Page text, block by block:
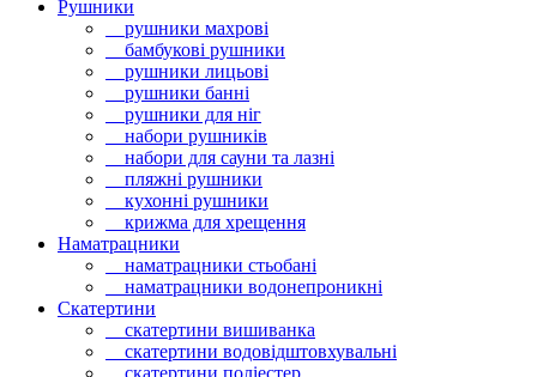
Рушники
рушники махрові
бамбукові рушники
рушники лицьові
рушники банні
рушники для ніг
набори рушників
набори для сауни та лазні
пляжні рушники
кухонні рушники
крижма для хрещення
Наматрацники
наматрацники стьобані
наматрацники водонепроникні
Скатертини
скатертини вишиванка
скатертини водовідштовхувальні
скатертини поліестер